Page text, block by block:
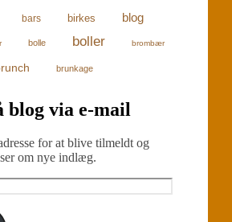
bars birkes blog
bolle boller brombær
brunkage
blog via e-mail
for at blive tilmeldt og
om nye indlæg.